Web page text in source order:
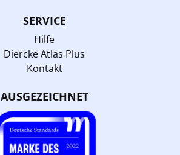
SERVICE
Hilfe
Diercke Atlas Plus
Kontakt
AUSGEZEICHNET